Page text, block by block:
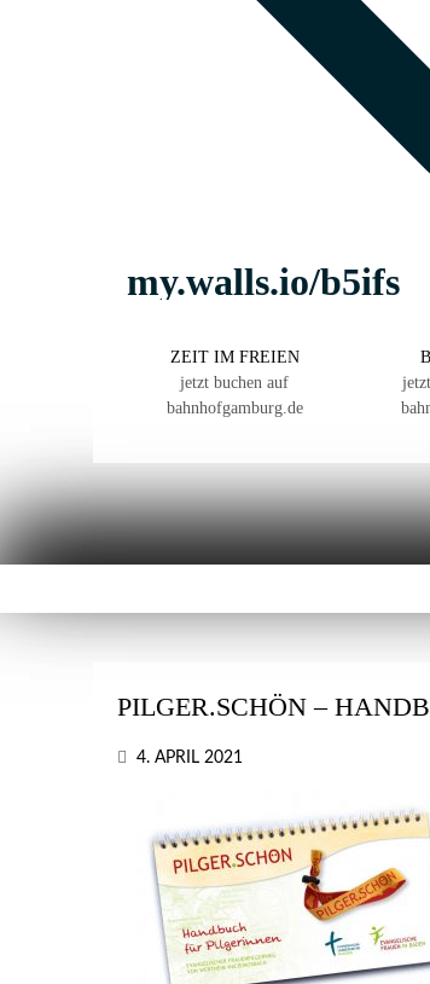
ZEIT IM FREIEN
jetzt buchen auf
bahnhofgamburg.de
PILGER.SCHÖN –
4. APRIL 2021